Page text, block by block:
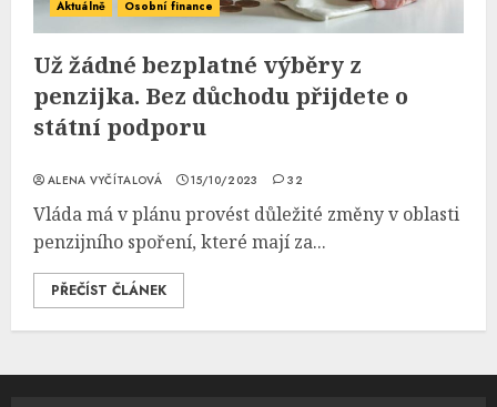
Aktuálně Osobní finance
Už žádné bezplatné výběry z
penzijka. Bez důchodu přijdete o
státní podporu
ALENA VYČÍTALOVÁ 15/10/2023 32
Vláda má v plánu provést důležité změny v oblasti
penzijního spoření, které mají za...
PŘEČÍST ČLÁNEK